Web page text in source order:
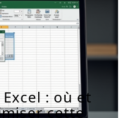
: où et
cette